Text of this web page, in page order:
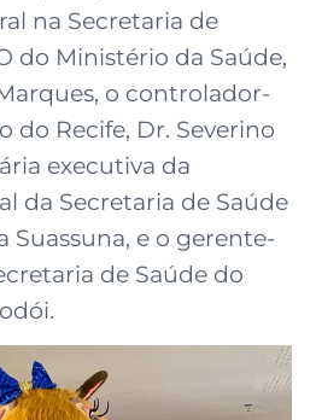
na Secretaria de
do Ministério da Saúde,
o controlador-
do Recife, Dr. Severino
executiva da
da Secretaria de Saúde
Suassuna, e o gerente-
de Saúde do